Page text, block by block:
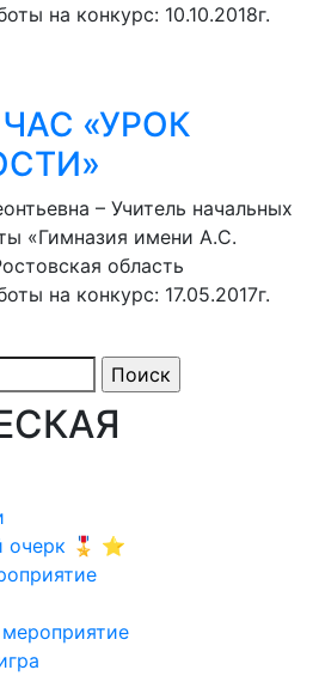
на конкурс: 10.10.2018г.
«УРОК
– Учитель начальных
«Гимназия имени А.С.
область
на конкурс: 17.05.2017г.
очерк 🎖️ ⭐